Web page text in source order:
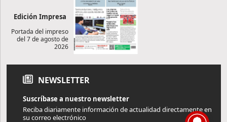
Edición Impresa
Portada del impreso
del 7 de agosto de
2026
NEWSLETTER
Suscríbase a nuestro newsletter
Reciba diariamente información de actualidad directamente en
su correo electrónico